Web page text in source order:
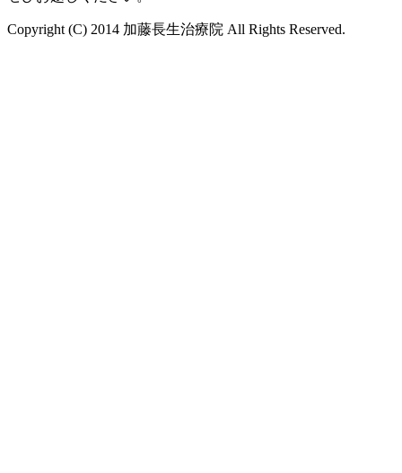
Copyright (C) 2014 加藤長生治療院 All Rights Reserved.